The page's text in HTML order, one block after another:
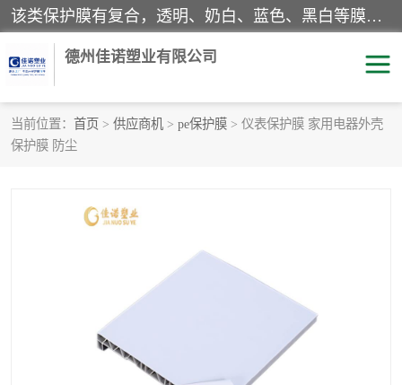
该类保护膜有复合，透明、奶白、蓝色、黑白等膜型。特高粘，高粘，中高粘，中粘，中低粘，低粘等。对于不同的粘力要求有相应的产品相适配。无胶渍残留污染。在较宽的收卷幅度下平整无皱纹，收卷长度大，利于机械化及自动化施工粘贴。为您的产品提供的表面保护解决方案。 产品广泛适用于：铝材、不锈钢、金属、塑料、电子、家电、家具、玻璃、化工材料、装饰材料等。
德州佳诺塑业有限公司
当前位置： 首页 > 供应商机 > pe保护膜 > 仪表保护膜 家用电器外壳
保护膜 防尘
pe保护膜
乳白保护膜
明蓝保护膜
彩钢板保护膜